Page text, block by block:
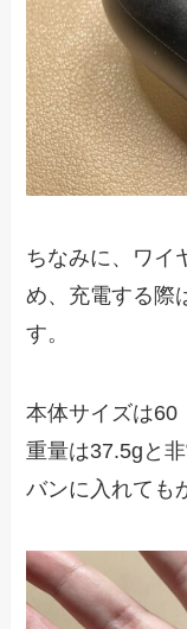
ちなみに、ワイ
め、充電する際
す。
本体サイズは60
重量は37.5gと
バンに入れても